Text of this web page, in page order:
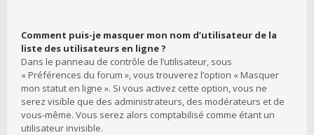
Comment puis-je masquer mon nom d’utilisateur de la
liste des utilisateurs en ligne ?
Dans le panneau de contrôle de l’utilisateur, sous
« Préférences du forum », vous trouverez l’option « Masquer
mon statut en ligne ». Si vous activez cette option, vous ne
serez visible que des administrateurs, des modérateurs et de
vous-même. Vous serez alors comptabilisé comme étant un
utilisateur invisible.